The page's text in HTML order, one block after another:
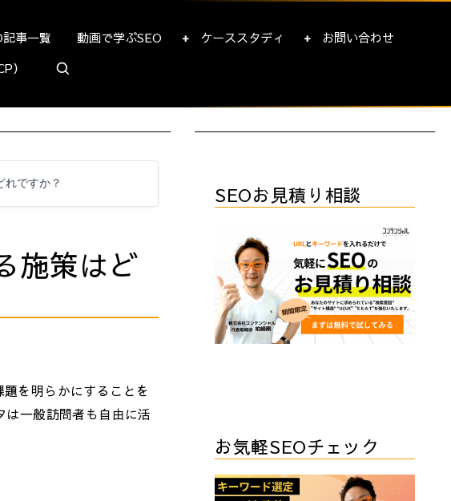
記事一覧 動画で学ぶSEO ケーススタディ
お問い合わせ
）
れですか？
施策はど
を明らかにすることを
一般訪問者も自由に活
SEOお見積り相談
お気軽SEOチェック